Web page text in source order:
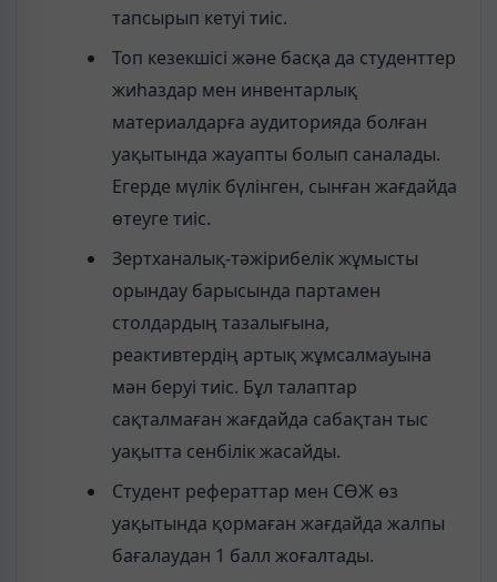
тапсырып кетуі тиіс.
Топ кезекшісі және басқа да студенттер
жиhаздар мен инвентарлық
материалдарға аудиторияда болған
уақытында жауапты болып саналады.
Егерде мүлік бүлінген, сынған жағдайда
өтеуге тиіс.
Зертханалық-тәжірибелік жұмысты
орындау барысында партамен
столдардың тазалығына,
реактивтердің артық жұмсалмауына
мән беруі тиіс. Бұл талаптар
сақталмаған жағдайда сабақтан тыс
уақытта сенбілік жасайды.
Студент рефераттар мен СӨЖ өз
уақытында қормаған жағдайда жалпы
бағалаудан 1 балл жоғалтады.